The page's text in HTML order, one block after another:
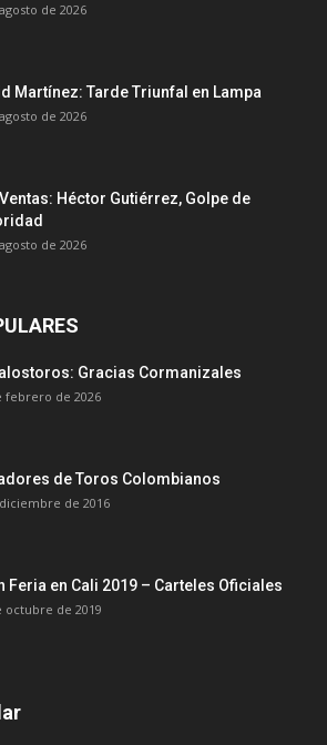
de 2026
Martínez: Tarde Triunfal en Lampa
de 2026
Héctor Gutiérrez, Golpe de
de 2026
Gracias Cormanizales
febrero de 2026
de Toros Colombianos
de 2016
Feria en Cali 2019 – Carteles Oficiales
octubre de 2019